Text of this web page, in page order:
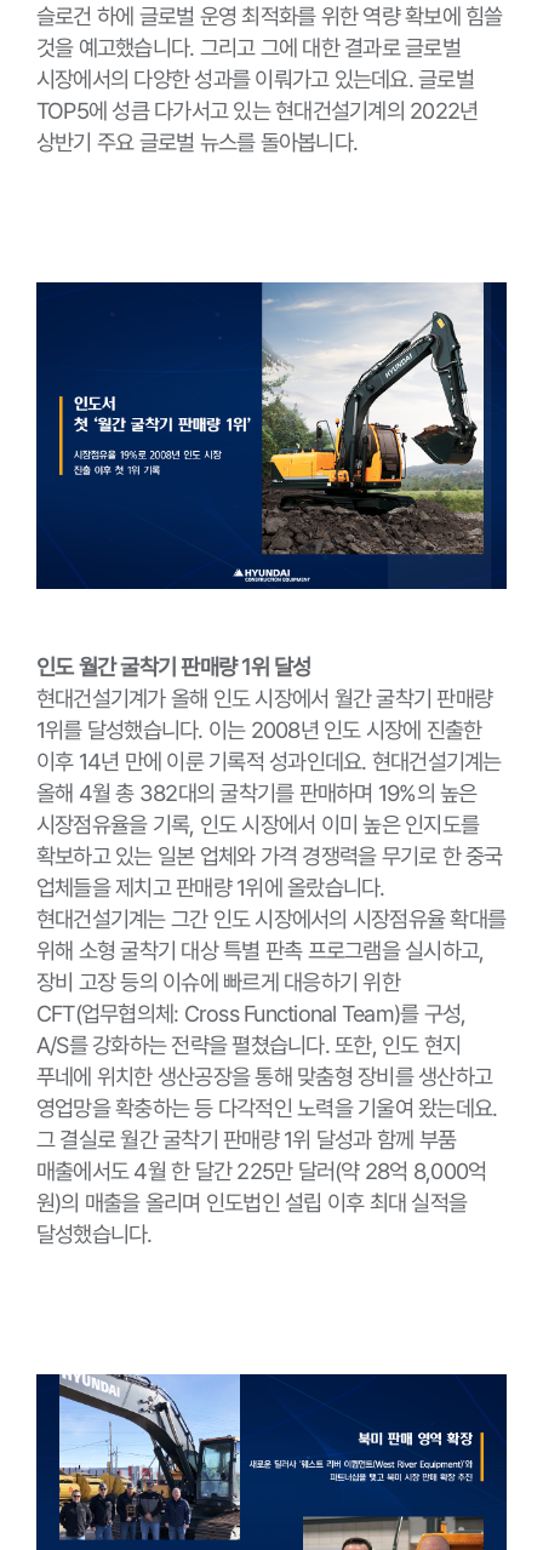
슬로건 하에 글로벌 운영 최적화를 위한 역량 확보에 힘쓸
것을 예고했습니다. 그리고 그에 대한 결과로 글로벌
시장에서의 다양한 성과를 이뤄가고 있는데요. 글로벌
TOP5에 성큼 다가서고 있는 현대건설기계의 2022년
상반기 주요 글로벌 뉴스를 돌아봅니다.
인도 월간 굴착기 판매량 1위 달성
현대건설기계가 올해 인도 시장에서 월간 굴착기 판매량
1위를 달성했습니다. 이는 2008년 인도 시장에 진출한
이후 14년 만에 이룬 기록적 성과인데요. 현대건설기계는
올해 4월 총 382대의 굴착기를 판매하며 19%의 높은
시장점유율을 기록, 인도 시장에서 이미 높은 인지도를
확보하고 있는 일본 업체와 가격 경쟁력을 무기로 한 중국
업체들을 제치고 판매량 1위에 올랐습니다.
현대건설기계는 그간 인도 시장에서의 시장점유율 확대를
위해 소형 굴착기 대상 특별 판촉 프로그램을 실시하고,
장비 고장 등의 이슈에 빠르게 대응하기 위한
CFT(업무협의체: Cross Functional Team)를 구성,
A/S를 강화하는 전략을 펼쳤습니다. 또한, 인도 현지
푸네에 위치한 생산공장을 통해 맞춤형 장비를 생산하고
영업망을 확충하는 등 다각적인 노력을 기울여 왔는데요.
그 결실로 월간 굴착기 판매량 1위 달성과 함께 부품
매출에서도 4월 한 달간 225만 달러(약 28억 8,000억
원)의 매출을 올리며 인도법인 설립 이후 최대 실적을
달성했습니다.